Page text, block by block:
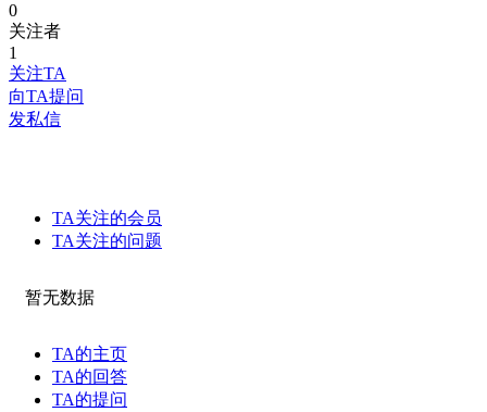
0
关注者
1
关注TA
向TA提问
发私信
TA关注的会员
TA关注的问题
暂无数据
TA的主页
TA的回答
TA的提问